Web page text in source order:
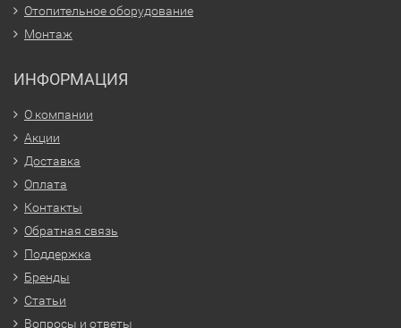
Отопительное оборудование
Монтаж
ИНФОРМАЦИЯ
О компании
Акции
Доставка
Оплата
Контакты
Обратная связь
Поддержка
Бренды
Статьи
Вопросы и ответы